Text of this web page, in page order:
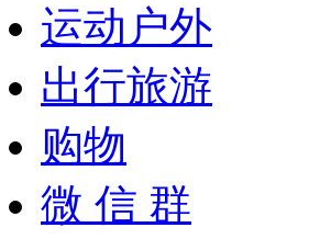
运动户外
出行旅游
购物
微 信 群